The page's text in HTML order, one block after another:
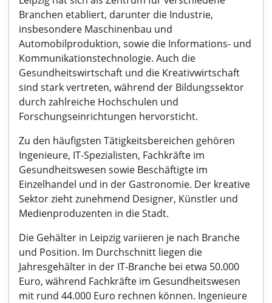
Branchen etabliert, darunter die Industrie,
insbesondere Maschinenbau und
Automobilproduktion, sowie die Informations- und
Kommunikationstechnologie. Auch die
Gesundheitswirtschaft und die Kreativwirtschaft
sind stark vertreten, während der Bildungssektor
durch zahlreiche Hochschulen und
Forschungseinrichtungen hervorsticht.
Zu den häufigsten Tätigkeitsbereichen gehören
Ingenieure, IT-Spezialisten, Fachkräfte im
Gesundheitswesen sowie Beschäftigte im
Einzelhandel und in der Gastronomie. Der kreative
Sektor zieht zunehmend Designer, Künstler und
Medienproduzenten in die Stadt.
Die Gehälter in Leipzig variieren je nach Branche
und Position. Im Durchschnitt liegen die
Jahresgehälter in der IT-Branche bei etwa 50.000
Euro, während Fachkräfte im Gesundheitswesen
mit rund 44.000 Euro rechnen können. Ingenieure